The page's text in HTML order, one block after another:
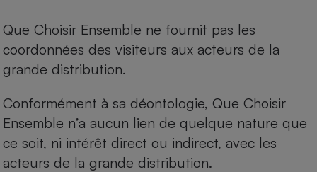
Que Choisir Ensemble ne fournit pas les
coordonnées des visiteurs aux acteurs de la
grande distribution.
Conformément à sa déontologie, Que Choisir
Ensemble n’a aucun lien de quelque nature que
ce soit, ni intérêt direct ou indirect, avec les
acteurs de la grande distribution.